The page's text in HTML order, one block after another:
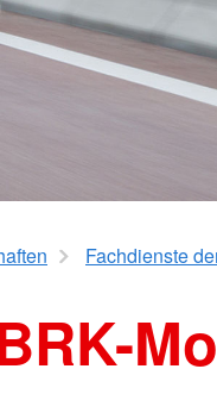
Erholung
Fachdienste